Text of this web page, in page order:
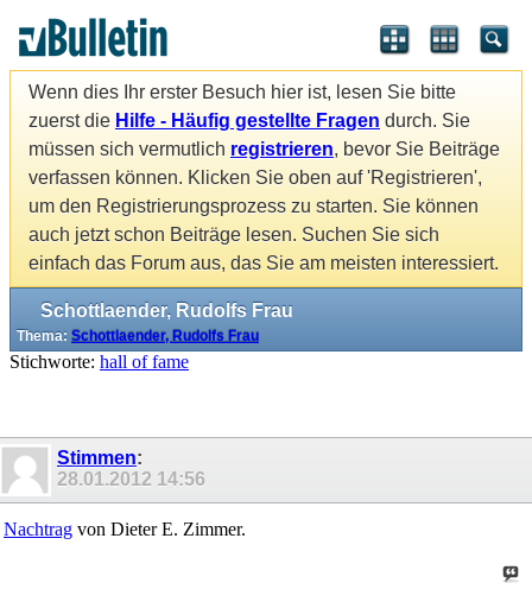
Wenn dies Ihr erster Besuch hier ist, lesen Sie bitte
zuerst die Hilfe - Häufig gestellte Fragen durch. Sie
müssen sich vermutlich registrieren, bevor Sie Beiträge
verfassen können. Klicken Sie oben auf 'Registrieren',
um den Registrierungsprozess zu starten. Sie können
auch jetzt schon Beiträge lesen. Suchen Sie sich
einfach das Forum aus, das Sie am meisten interessiert.
Schottlaender, Rudolfs Frau
Thema: Schottlaender, Rudolfs Frau
Stichworte: hall of fame
Stimmen:
28.01.2012 14:56
Nachtrag von Dieter E. Zimmer.